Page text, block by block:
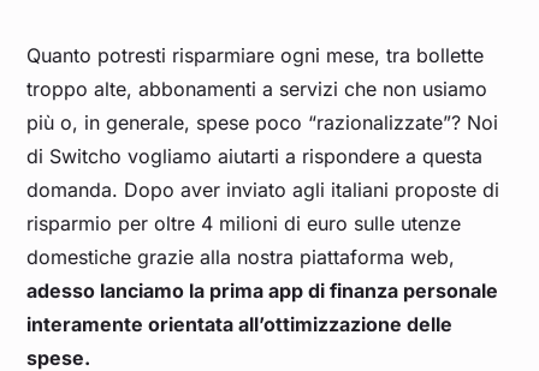
Quanto potresti risparmiare ogni mese, tra bollette
troppo alte, abbonamenti a servizi che non usiamo
più o, in generale, spese poco “razionalizzate”? Noi
di Switcho vogliamo aiutarti a rispondere a questa
domanda. Dopo aver inviato agli italiani proposte di
risparmio per oltre 4 milioni di euro sulle utenze
domestiche grazie alla nostra piattaforma web,
adesso lanciamo la prima app di finanza personale
interamente orientata all’ottimizzazione delle
spese.